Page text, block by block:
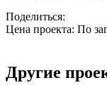
Поделиться:
Цена проекта: По
Другие